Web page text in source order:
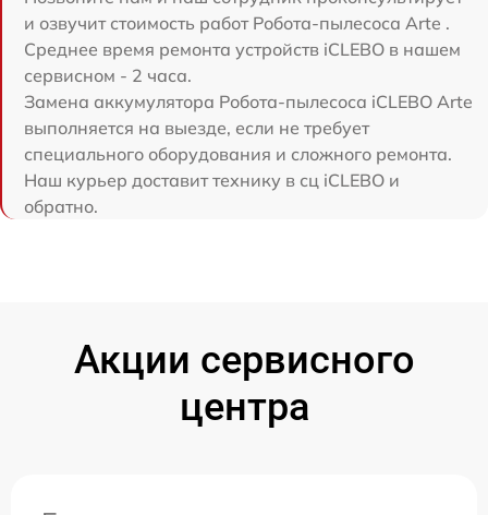
и озвучит стоимость работ Робота-пылесоса Arte .
Среднее время ремонта устройств iCLEBO в нашем
сервисном - 2 часа.
Замена аккумулятора Робота-пылесоса iCLEBO Arte
выполняется на выезде, если не требует
специального оборудования и сложного ремонта.
Наш курьер доставит технику в сц iCLEBO и
обратно.
Акции сервисного
центра